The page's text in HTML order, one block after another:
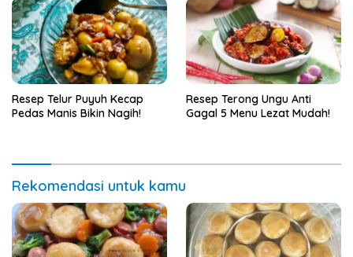
Resep Telur Puyuh Kecap
Pedas Manis Bikin Nagih!
Resep Terong Ungu Anti
Gagal 5 Menu Lezat Mudah!
Rekomendasi untuk kamu